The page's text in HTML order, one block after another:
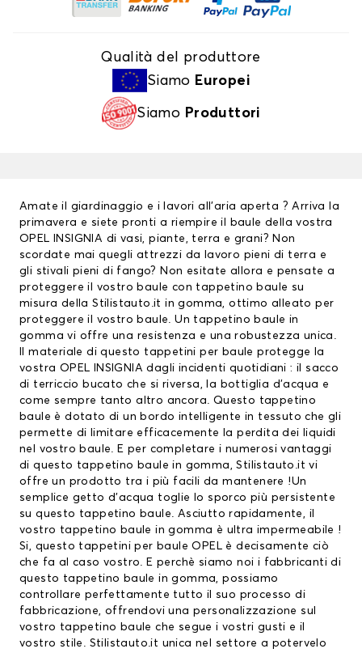
Qualità del produttore
Siamo Europei
Siamo Produttori
Amate il giardinaggio e i lavori all’aria aperta ? Arriva la
primavera e siete pronti a riempire il baule della vostra
OPEL INSIGNIA di vasi, piante, terra e grani? Non
scordate mai quegli attrezzi da lavoro pieni di terra e
gli stivali pieni di fango? Non esitate allora e pensate a
proteggere il vostro baule con tappetino baule su
misura della Stilistauto.it in gomma, ottimo alleato per
proteggere il vostro baule. Un tappetino baule in
gomma vi offre una resistenza e una robustezza unica.
Il materiale di questo tappetini per bauleprotegge la
vostra OPEL INSIGNIA dagli incidenti quotidiani : il sacco
di terriccio bucato che si riversa, la bottiglia d’acqua e
come sempre tanto altro ancora. Questo tappetino
baule è dotato di un bordo intelligente in tessuto che gli
permette di limitare efficacemente la perdita dei liquidi
nel vostro baule. E per completare i numerosi vantaggi
di questo tappetino baule in gomma, Stilistauto.it vi
offre un prodotto tra i più facili da mantenere !Un
semplice getto d’acqua toglie lo sporco più persistente
su questo tappetino baule. Asciutto rapidamente, il
vostro tappetino baule in gomma è ultra impermeabile !
Si, questo tappetini per baule OPEL è decisamente ciò
che fa al caso vostro. E perchè siamo noi i fabbricanti di
questo tappetino baule in gomma, possiamo
controllare perfettamente tutto il suo processo di
fabbricazione, offrendovi una personalizzazione sul
vostro tappetino baule che segue i vostri gusti e il
vostro stile. Stilistauto.it unica nel settore a potervelo